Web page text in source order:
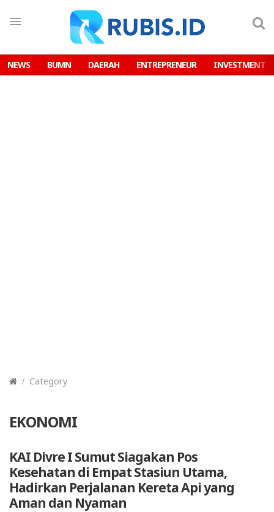
NEWS BUMN DAERAH ENTREPRENEUR INVESTMENT
Category
EKONOMI
KAI Divre I Sumut Siagakan Pos
Kesehatan di Empat Stasiun Utama,
Hadirkan Perjalanan Kereta Api yang
Aman dan Nyaman